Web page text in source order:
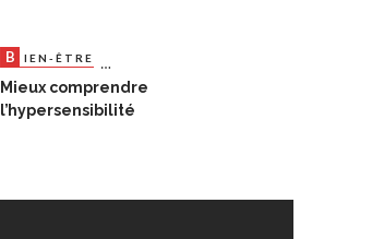
B IEN-ÊTRE
Mieux comprendre
l’hypersensibilité